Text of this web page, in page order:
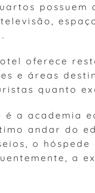
oferece
e áreas
quanto
é a academia
andar do
o
a